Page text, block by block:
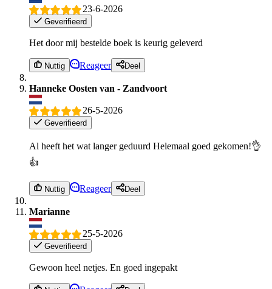
23-6-2026
Geverifieerd
Het door mij bestelde boek is keurig geleverd
Nuttig Reageer Deel
Hanneke Oosten van - Zandvoort
26-5-2026
Geverifieerd
Al heeft het wat langer geduurd Helemaal goed gekomen!👌
👍
Nuttig Reageer Deel
Marianne
25-5-2026
Geverifieerd
Gewoon heel netjes. En goed ingepakt